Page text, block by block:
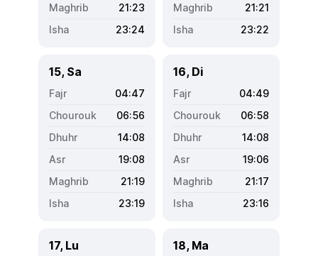
21:23
23:24
21:21
23:22
15, Sa
04:47
06:56
14:08
19:08
21:19
23:19
16, Di
04:49
06:58
14:08
19:06
21:17
23:16
17, Lu 18, Ma